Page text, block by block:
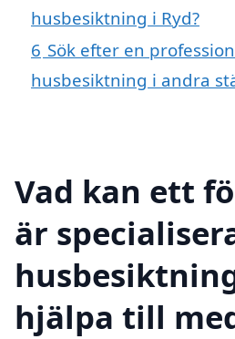
husbesiktning i Ryd?
6 Sök efter en
husbesiktning i andra
Vad kan ett
är
hjälpa till